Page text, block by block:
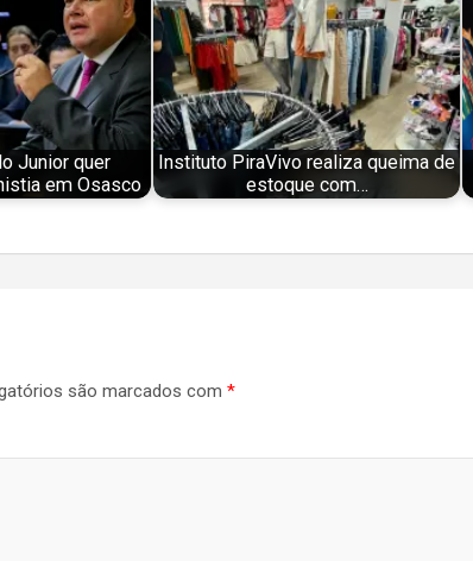
Junior quer
em Osasco
Instituto PiraVivo realiza queima de
estoque com…
são marcados com *